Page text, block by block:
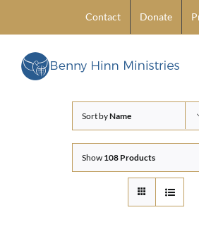
content
Contact Donate
Sort byName
Show 108 Products